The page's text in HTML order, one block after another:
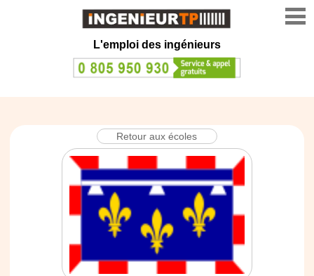
L'emploi des ingénieurs
Retour aux écoles